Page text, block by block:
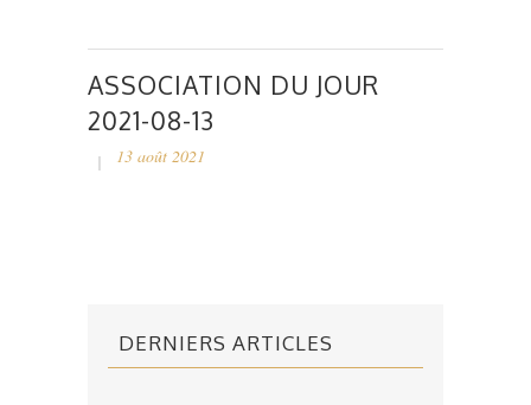
ASSOCIATION DU JOUR
2021-08-13
13 août 2021
DERNIERS ARTICLES